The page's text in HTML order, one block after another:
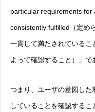
particular requirements
consistently fulfilled（定め
一貫して満たされているこ
よって確認すること）」で
つまり、ユーザの意図し
していることを確認する